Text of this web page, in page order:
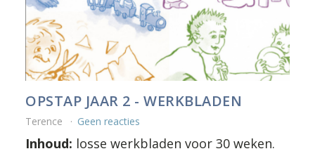
OPSTAP JAAR 2 - WERKBLADEN
Terence Geen reacties
Inhoud: losse werkbladen voor 30 weken.